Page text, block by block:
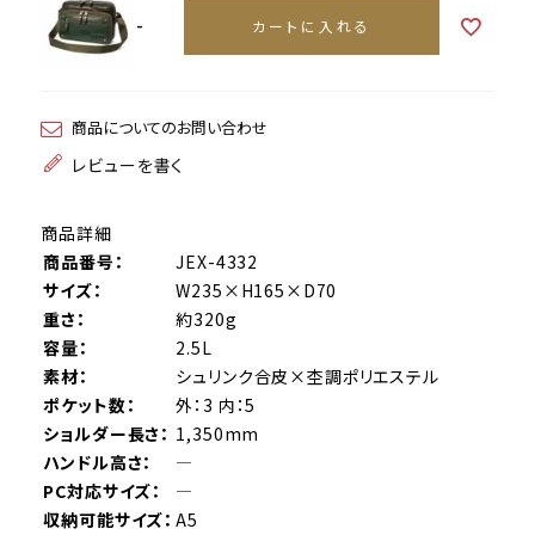
- カートに入れる
商品についてのお問い合わせ
レビューを書く
商品詳細
商品番号：
JEX-4332
サイズ：
W235×H165×D70
重さ：
約320g
容量：
2.5L
素材：
シュリンク合皮×杢調ポリエステル
ポケット数：
外：3 内：5
ショルダー長さ： 1,350mm
ハンドル高さ：
―
PC対応サイズ：
―
収納可能サイズ： A5